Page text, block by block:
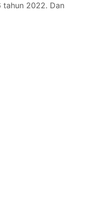
tahun 2022. Dan